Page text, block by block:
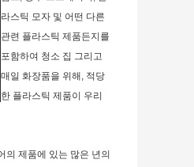
라스틱 모자 및 어떤 다른
관련 플라스틱 제품든지를
포함하여 청소 집 그리고
매일 화장품을 위해, 적당
한 플라스틱 제품이 우리
의 제품에 있는 많은 년의